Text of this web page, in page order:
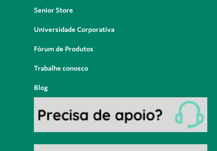
Senior Store
Universidade Corporativa
Fórum de Produtos
Trabalhe conosco
Blog